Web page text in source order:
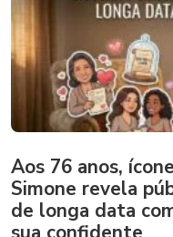
Aos 76 anos,
Simone revela
de longa data